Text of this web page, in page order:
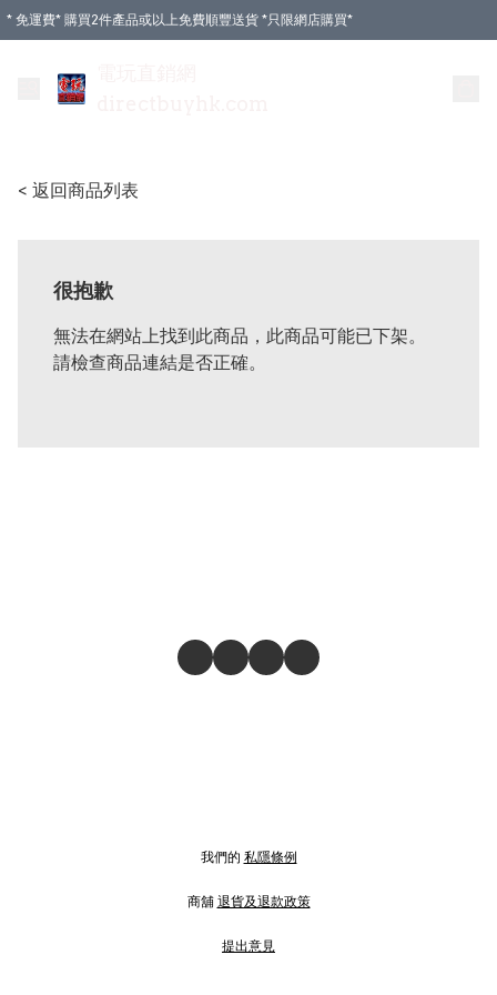
* 免運費* 購買2件產品或以上免費順豐送貨 *只限網店購買*
< 返回商品列表
很抱歉
無法在網站上找到此商品，此商品可能已下架。
請檢查商品連結是否正確。
我們的 私隱條例
商舖 退貨及退款政策
提出意見